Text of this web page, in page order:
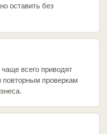
оставить без
всего приводят
проверкам